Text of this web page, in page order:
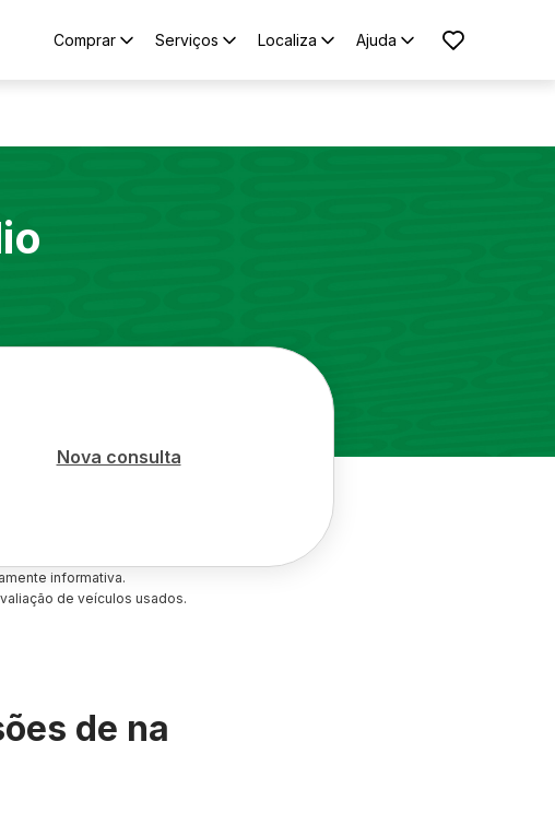
Comprar Serviços Localiza Ajuda
Nova consulta
informativa.
de veículos usados.
de na